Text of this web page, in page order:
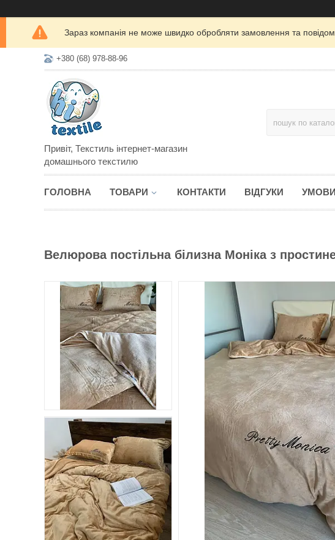
Зараз компанія не може швидко обробляти замовлення та
+380 (68) 978-88-96
Привіт, Текстиль інтернет-магазин
домашнього текстилю
ГОЛОВНА ТОВАРИ КОНТАКТИ ВІДГУКИ
Велюрова постільна білизна Моніка з